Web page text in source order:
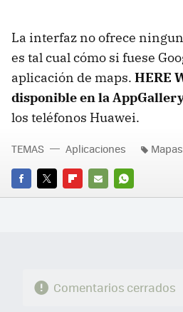
La interfaz no ofrece
es tal cual cómo si fuese
aplicación de maps. HERE
disponible en la
los teléfonos Huawei.
FACEBOOK
TWITTERFLIPBOARD
E-
WHATSAPP
TEMAS Aplicaciones Mapas
Comentarios cerrados